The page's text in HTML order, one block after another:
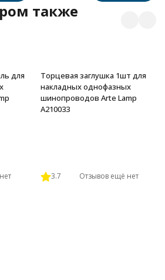
также
для
Торцевая заглушка 1шт для
накладных однофазных
шинопроводов Arte Lamp
A210033
3.7 Отзывов ещё нет